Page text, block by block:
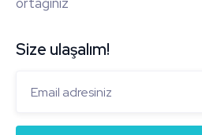
Size ulaşalım!